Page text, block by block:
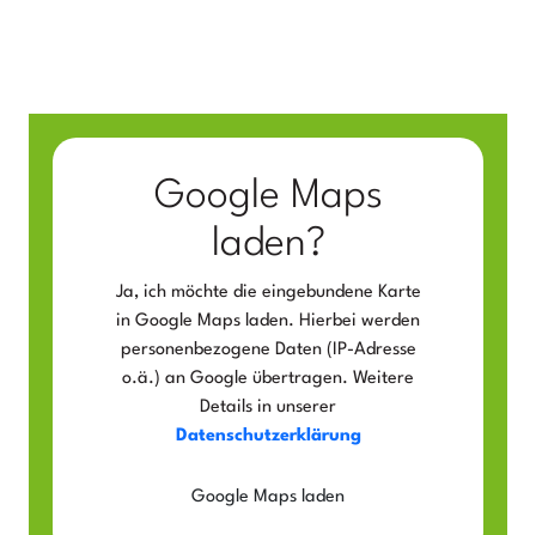
Google Maps
laden?
Ja, ich möchte die eingebundene Karte
in Google Maps laden. Hierbei werden
personenbezogene Daten (IP-Adresse
o.ä.) an Google übertragen. Weitere
Details in unserer
Datenschutzerklärung
Google Maps laden